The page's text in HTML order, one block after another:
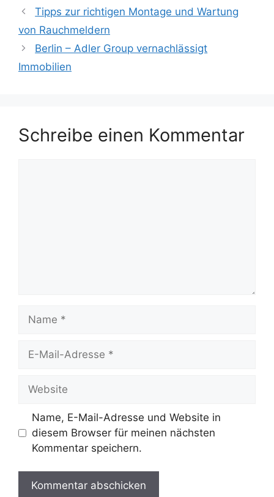
Tipps zur richtigen Montage und Wartung
von Rauchmeldern
Berlin – Adler Group vernachlässigt
Immobilien
Schreibe einen Kommentar
Mail-
Name, E-Mail-Adresse und Website in
diesem Browser für meinen nächsten
Kommentar speichern.